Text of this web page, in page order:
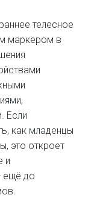
телесное
маркером в
Если
как младенцы
это откроет
и
ещё до